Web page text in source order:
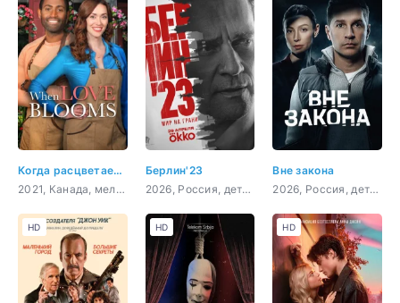
Когда расцветает любовь
2021, Канада, мелодрама, комедия
Берлин'23
2026, Россия, детектив
Вне закона
2026, Россия, детектив, боевик, криминал, драма
HD HD HD